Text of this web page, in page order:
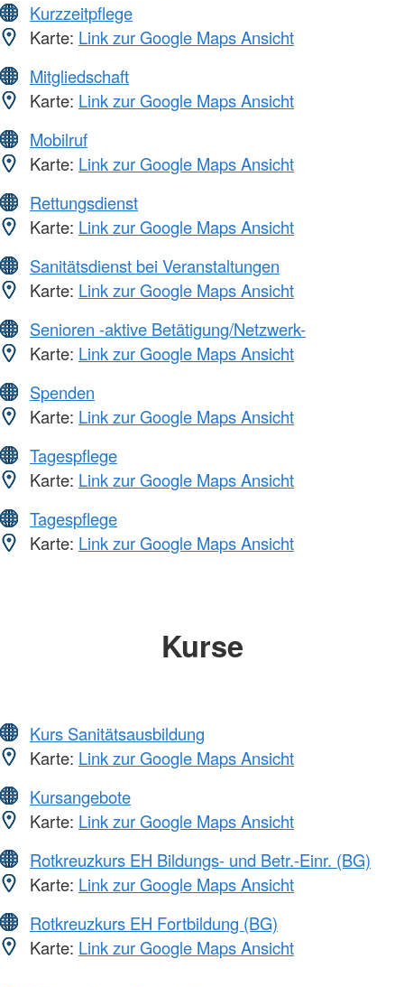
Kurzzeitpflege
Karte: Link zur Google Maps Ansicht
Mitgliedschaft
Karte: Link zur Google Maps Ansicht
Mobilruf
Karte: Link zur Google Maps Ansicht
Rettungsdienst
Karte: Link zur Google Maps Ansicht
Sanitätsdienst bei Veranstaltungen
Karte: Link zur Google Maps Ansicht
Senioren -aktive Betätigung/Netzwerk-
Karte: Link zur Google Maps Ansicht
Spenden
Karte: Link zur Google Maps Ansicht
Tagespflege
Karte: Link zur Google Maps Ansicht
Tagespflege
Karte: Link zur Google Maps Ansicht
Kurse
Kurs Sanitätsausbildung
Karte: Link zur Google Maps Ansicht
Kursangebote
Karte: Link zur Google Maps Ansicht
Rotkreuzkurs EH Bildungs- und Betr.-Einr. (BG)
Karte: Link zur Google Maps Ansicht
Rotkreuzkurs EH Fortbildung (BG)
Karte: Link zur Google Maps Ansicht